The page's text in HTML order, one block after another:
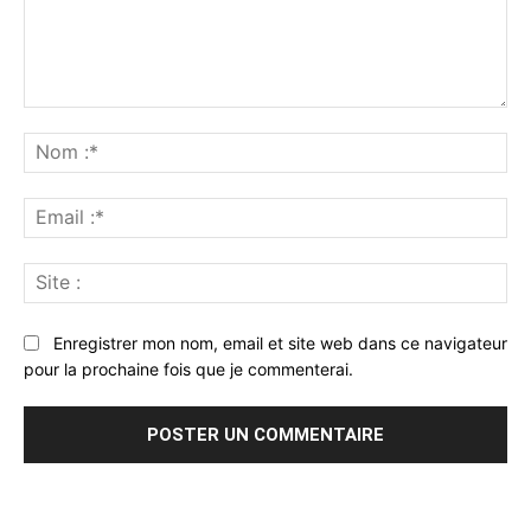
:*
:*
:
Enregistrer mon nom, email et site web dans ce navigateur
pour la prochaine fois que je commenterai.